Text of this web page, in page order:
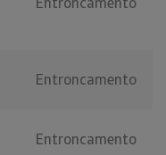
Entroncamento
Entroncamento